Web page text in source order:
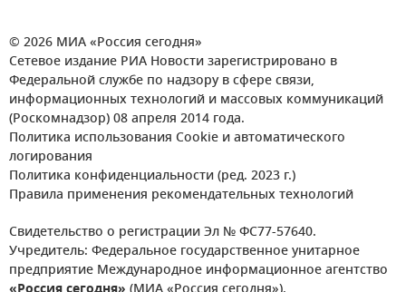
© 2026 МИА «Россия сегодня»
Сетевое издание РИА Новости зарегистрировано в
Федеральной службе по надзору в сфере связи,
информационных технологий и массовых коммуникаций
(Роскомнадзор) 08 апреля 2014 года.
Политика использования Cookie и автоматического
логирования
Политика конфиденциальности (ред. 2023 г.)
Правила применения рекомендательных технологий
Свидетельство о регистрации Эл № ФС77-57640.
Учредитель: Федеральное государственное унитарное
предприятие Международное информационное агентство